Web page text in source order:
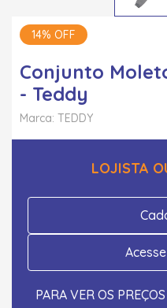
14% OFF
Conjunto
- Teddy
Marca: TEDDY
LOJISTA
PARA VER OS